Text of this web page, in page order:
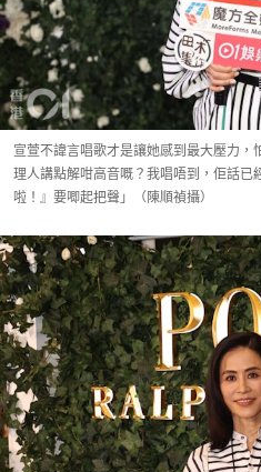
宣萱不諱言唱歌才是讓她感到最大壓力
理人講點解咁高音嘅？我唱唔到，佢話
啦！』要唧起把聲」（陳順禎攝）